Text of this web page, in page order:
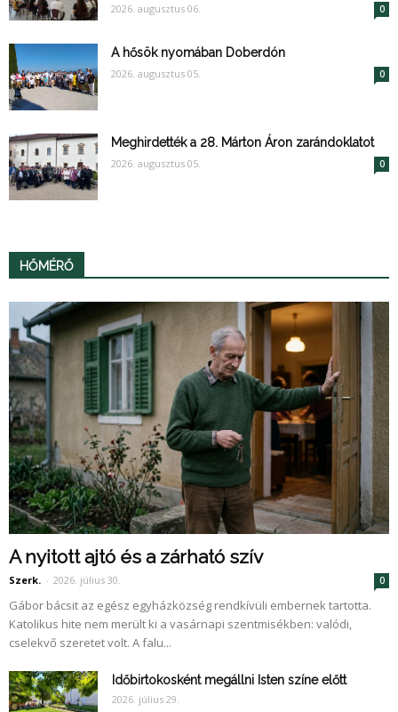
2026. augusztus 06. 0
A hősök nyomában Doberdón
2026. augusztus 05. 0
Meghirdették a 28. Márton Áron zarándoklatot
2026. augusztus 05. 0
HŐMÉRŐ
A nyitott ajtó és a zárható szív
Szerk. - 2026. július 30. 0
Gábor bácsit az egész egyházközség rendkívüli embernek tartotta.
Katolikus hite nem merült ki a vasárnapi szentmisékben: valódi,
cselekvő szeretet volt. A falu...
Időbirtokosként megállni Isten színe előtt
2026. július 29.